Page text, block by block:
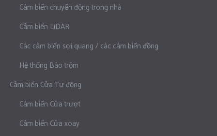
Cảm biến chuyển động trong nhà
Cảm biến LiDAR
Các cảm biến sợi quang / các cảm biến đồng
Hệ thống Báo trộm
Cảm biến Cửa Tự động
Cảm biến Cửa trượt
Cảm biến Cửa xoay